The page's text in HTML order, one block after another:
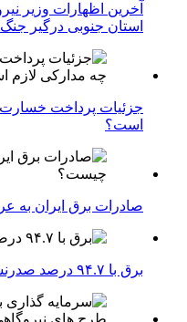
استان جنوبی درگیر
جزئیات پرداخت
است؟
صادرات برق ایران
برق با ۹۴.۷ درصد صدرنشین تورم تابستانی!